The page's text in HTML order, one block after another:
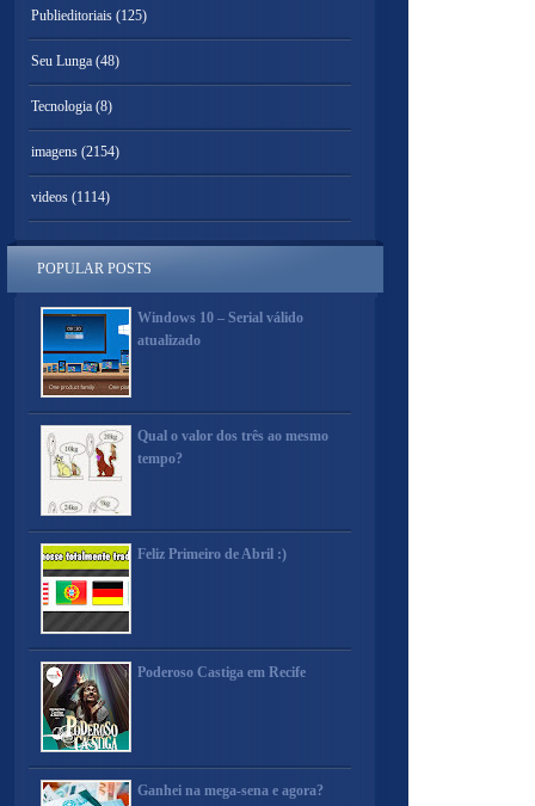
Publieditoriais (125)
Seu Lunga (48)
Tecnologia (8)
imagens (2154)
videos (1114)
POPULAR POSTS
Windows 10 – Serial válido
atualizado
Qual o valor dos três ao mesmo
tempo?
Feliz Primeiro de Abril :)
Poderoso Castiga em Recife
Ganhei na mega-sena e agora?